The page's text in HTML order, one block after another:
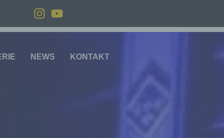
NEWS KONTAKT